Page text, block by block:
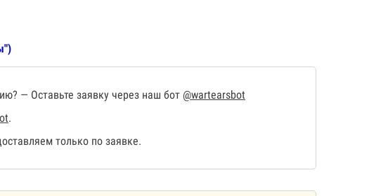
— Оставьте заявку через наш бот @wartearsbot
.
только по заявке.